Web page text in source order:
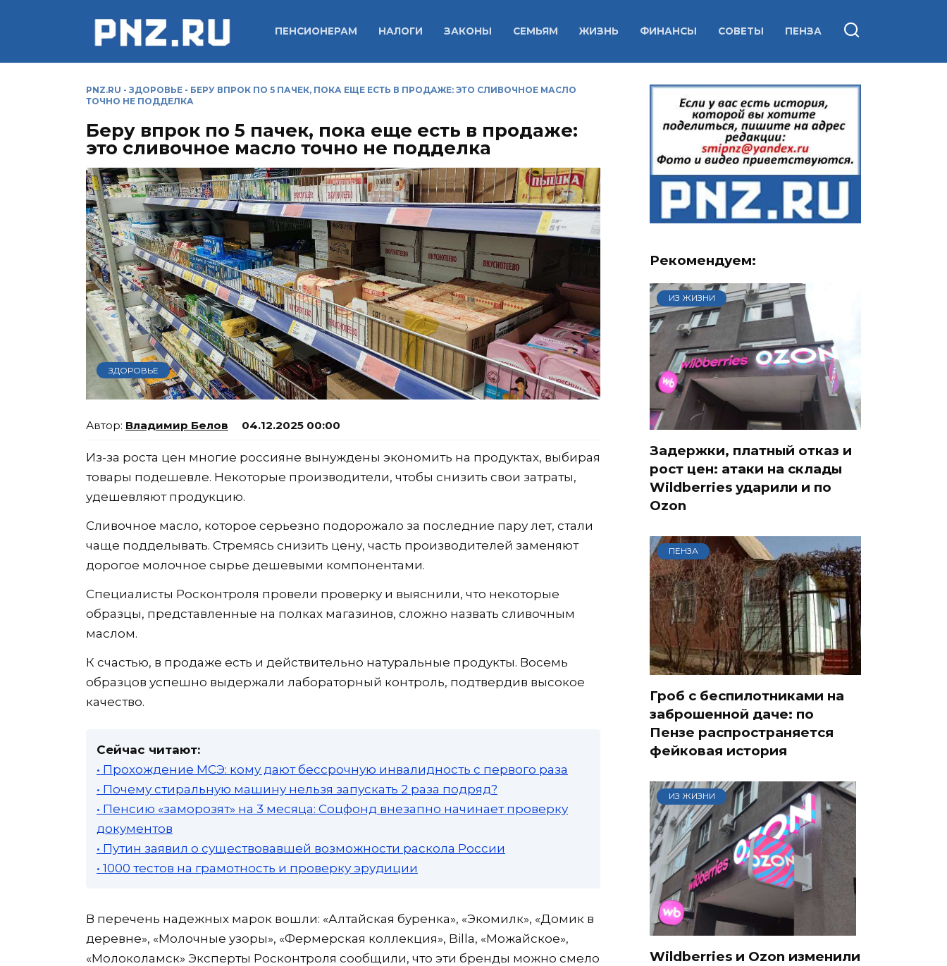
ПЕНСИОНЕРАМ НАЛОГИ ЗАКОНЫ СЕМЬЯМ ЖИЗНЬ ФИНАНСЫ СОВЕТЫ ПЕНЗА
PNZ.RU - ЗДОРОВЬЕ - БЕРУ ВПРОК ПО 5 ПАЧЕК, ПОКА ЕЩЕ ЕСТЬ В ПРОДАЖЕ: ЭТО СЛИВОЧНОЕ МАСЛО
ТОЧНО НЕ ПОДДЕЛКА
Беру впрок по 5 пачек, пока еще есть в продаже:
это сливочное масло точно не подделка
ЗДОРОВЬЕ
Владимир Белов 04.12.2025 00:00
Из-за роста цен многие россияне вынуждены экономить на продуктах, выбирая
товары подешевле. Некоторые производители, чтобы снизить свои затраты,
удешевляют продукцию.
Сливочное масло, которое серьезно подорожало за последние пару лет, стали
чаще подделывать. Стремясь снизить цену, часть производителей заменяют
дорогое молочное сырье дешевыми компонентами.
Специалисты Росконтроля провели проверку и выяснили, что некоторые
образцы, представленные на полках магазинов, сложно назвать сливочным
маслом.
К счастью, в продаже есть и действительно натуральные продукты. Восемь
образцов успешно выдержали лабораторный контроль, подтвердив высокое
качество.
Сейчас читают:
• Прохождение МСЭ: кому дают бессрочную инвалидность с первого раза
• Почему стиральную машину нельзя запускать 2 раза подряд?
• Пенсию «заморозят» на 3 месяца: Соцфонд внезапно начинает проверку
документов
• Путин заявил о существовавшей возможности раскола России
• 1000 тестов на грамотность и проверку эрудиции
В перечень надежных марок вошли: «Алтайская буренка», «Экомилк», «Домик в
деревне», «Молочные узоры», «Фермерская коллекция», Billa, «Можайское»,
«Молоколамск» Эксперты Росконтроля сообщили, что эти бренды можно смело
Рекомендуем:
ИЗ ЖИЗНИ
Задержки, платный отказ и
рост цен: атаки на склады
Wildberries ударили и по
Ozon
ПЕНЗА
Гроб с беспилотниками на
заброшенной даче: по
Пензе распространяется
фейковая история
ИЗ ЖИЗНИ
Wildberries и Ozon изменили